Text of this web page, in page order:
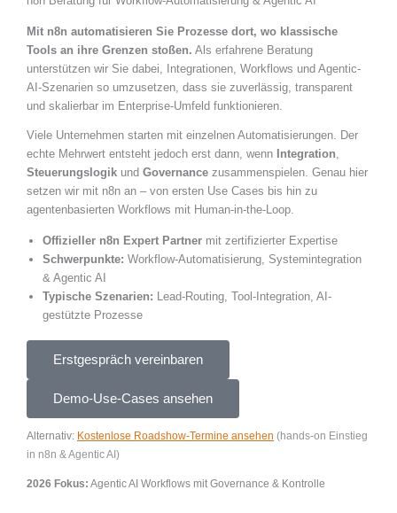
Mit n8n automatisieren Sie Prozesse dort, wo klassische
Tools an ihre Grenzen stoßen. Als erfahrene Beratung
unterstützen wir Sie dabei, Integrationen, Workflows und Agentic-
AI-Szenarien so umzusetzen, dass sie zuverlässig, transparent
und skalierbar im Enterprise-Umfeld funktionieren.
Viele Unternehmen starten mit einzelnen Automatisierungen. Der
echte Mehrwert entsteht jedoch erst dann, wenn Integration,
Steuerungslogik und Governance zusammenspielen. Genau hier
setzen wir mit n8n an – von ersten Use Cases bis hin zu
agentenbasierten Workflows mit Human-in-the-Loop.
Offizieller n8n Expert Partner mit zertifizierter Expertise
Schwerpunkte: Workflow-Automatisierung, Systemintegration
& Agentic AI
Typische Szenarien: Lead-Routing, Tool-Integration, AI-
gestützte Prozesse
Erstgespräch vereinbaren
Demo-Use-Cases ansehen
Alternativ: Kostenlose Roadshow-Termine ansehen (hands-on Einstieg
in n8n & Agentic AI)
2026 Fokus: Agentic AI Workflows mit Governance & Kontrolle